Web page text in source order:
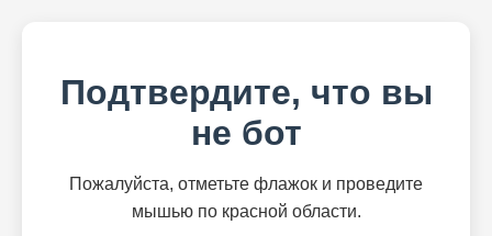
Подтвердите, что вы
не бот
Пожалуйста, отметьте флажок и проведите
мышью по красной области.